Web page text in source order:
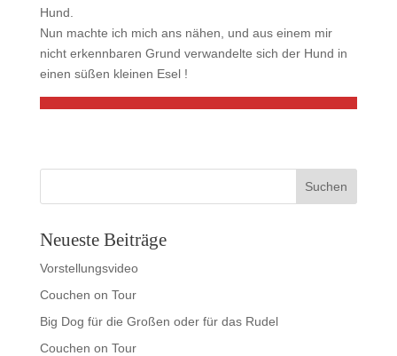
Hund.
Nun machte ich mich ans nähen, und aus einem mir
nicht erkennbaren Grund verwandelte sich der Hund in
einen süßen kleinen Esel !
Neueste Beiträge
Vorstellungsvideo
Couchen on Tour
Big Dog für die Großen oder für das Rudel
Couchen on Tour